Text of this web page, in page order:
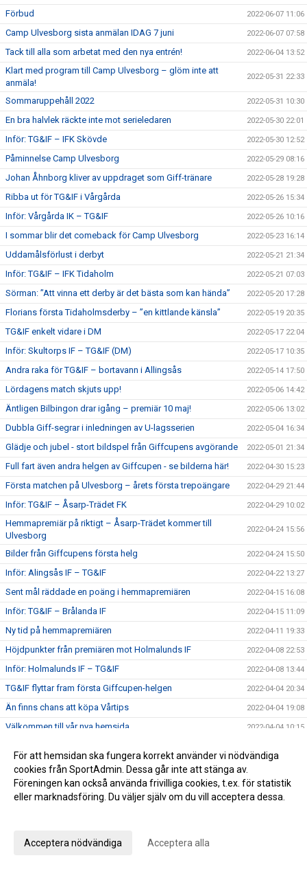
Förbud 2022-06-07 11:06
Camp Ulvesborg sista anmälan IDAG 7 juni 2022-06-07 07:58
Tack till alla som arbetat med den nya entrén! 2022-06-04 13:52
Klart med program till Camp Ulvesborg – glöm inte att
anmäla!
2022-05-31 22:33
Sommaruppehåll 2022 2022-05-31 10:30
En bra halvlek räckte inte mot serieledaren 2022-05-30 22:01
Inför: TG&IF – IFK Skövde 2022-05-30 12:52
Påminnelse Camp Ulvesborg 2022-05-29 08:16
Johan Åhnborg kliver av uppdraget som Giff-tränare 2022-05-28 19:28
Ribba ut för TG&IF i Vårgårda 2022-05-26 15:34
Inför: Vårgårda IK – TG&IF 2022-05-26 10:16
I sommar blir det comeback för Camp Ulvesborg 2022-05-23 16:14
Uddamålsförlust i derbyt 2022-05-21 21:34
Inför: TG&IF – IFK Tidaholm 2022-05-21 07:03
Sörman: ”Att vinna ett derby är det bästa som kan hända” 2022-05-20 17:28
Florians första Tidaholmsderby – ”en kittlande känsla” 2022-05-19 20:35
TG&IF enkelt vidare i DM 2022-05-17 22:04
Inför: Skultorps IF – TG&IF (DM) 2022-05-17 10:35
Andra raka för TG&IF – bortavann i Allingsås 2022-05-14 17:50
Lördagens match skjuts upp! 2022-05-06 14:42
Äntligen Bilbingon drar igång – premiär 10 maj! 2022-05-06 13:02
Dubbla Giff-segrar i inledningen av U-lagsserien 2022-05-04 16:34
Glädje och jubel - stort bildspel från Giffcupens avgörande 2022-05-01 21:34
Full fart även andra helgen av Giffcupen - se bilderna här! 2022-04-30 15:23
Första matchen på Ulvesborg – årets första trepoängare 2022-04-29 21:44
Inför: TG&IF – Åsarp-Trädet FK 2022-04-29 10:02
Hemmapremiär på riktigt – Åsarp-Trädet kommer till
Ulvesborg
2022-04-24 15:56
Bilder från Giffcupens första helg 2022-04-24 15:50
Inför: Alingsås IF – TG&IF 2022-04-22 13:27
Sent mål räddade en poäng i hemmapremiären 2022-04-15 16:08
Inför: TG&IF – Brålanda IF 2022-04-15 11:09
Ny tid på hemmapremiären 2022-04-11 19:33
Höjdpunkter från premiären mot Holmalunds IF 2022-04-08 22:53
Inför: Holmalunds IF – TG&IF 2022-04-08 13:44
TG&IF flyttar fram första Giffcupen-helgen 2022-04-04 20:34
Än finns chans att köpa Vårtips 2022-04-04 19:08
Välkommen till vår nya hemsida 2022-04-04 10:15
Bra årspremiär av juniorlaget mot Folkabo
INFO Nya huvudentrèn 2022-03-24 12:27
Entrèn
Inför: TG&IF – IK Gauthiod (träningsmatch)
För att hemsidan ska fungera korrekt använder vi nödvändiga
cookies från SportAdmin. Dessa går inte att stänga av.
Föreningen kan också använda frivilliga cookies, t.ex. för statistik
eller marknadsföring. Du väljer själv om du vill acceptera dessa.
Acceptera nödvändiga Acceptera alla